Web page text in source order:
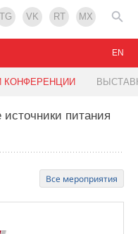
TG VK RT MX
КОНФЕРЕНЦИИ
EN
питания
Все мероприятия